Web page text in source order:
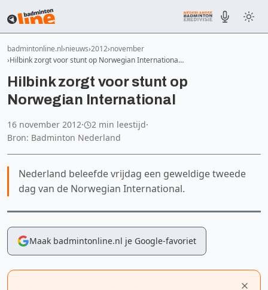
badmintonline.nl nieuws 2012 november
Hilbink zorgt voor stunt op Norwegian Internationa…
Hilbink zorgt voor stunt op
Norwegian International
16 november 2012· 2 min leestijd·
Bron: Badminton Nederland
Nederland beleefde vrijdag een geweldige tweede
dag van de Norwegian International.
Maak badmintonline.nl je Google-favoriet